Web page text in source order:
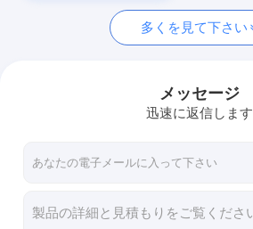
多くを見て下さい
メッセージ
迅速に返信します